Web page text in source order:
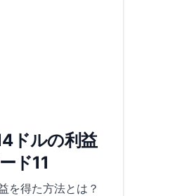
ドルの利益
ド11
を得た方法とは？